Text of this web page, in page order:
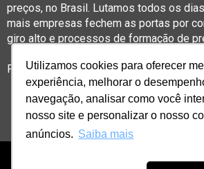
Utilizamos cookies para oferecer
experiência, melhorar o
navegação, analisar como você
nosso site e personalizar o nosso
anúncios. Saiba mais
preços, no Brasil. Lutamos todos os
mais empresas fechem as portas por
giro alto e processos de formação de
Precificar é um desafio, nós facilitamos